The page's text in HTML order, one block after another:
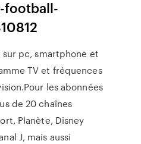
football-
sur pc, smartphone et
TV et fréquences
les abonnées
de 20 chaînes
Planète, Disney
J, mais aussi